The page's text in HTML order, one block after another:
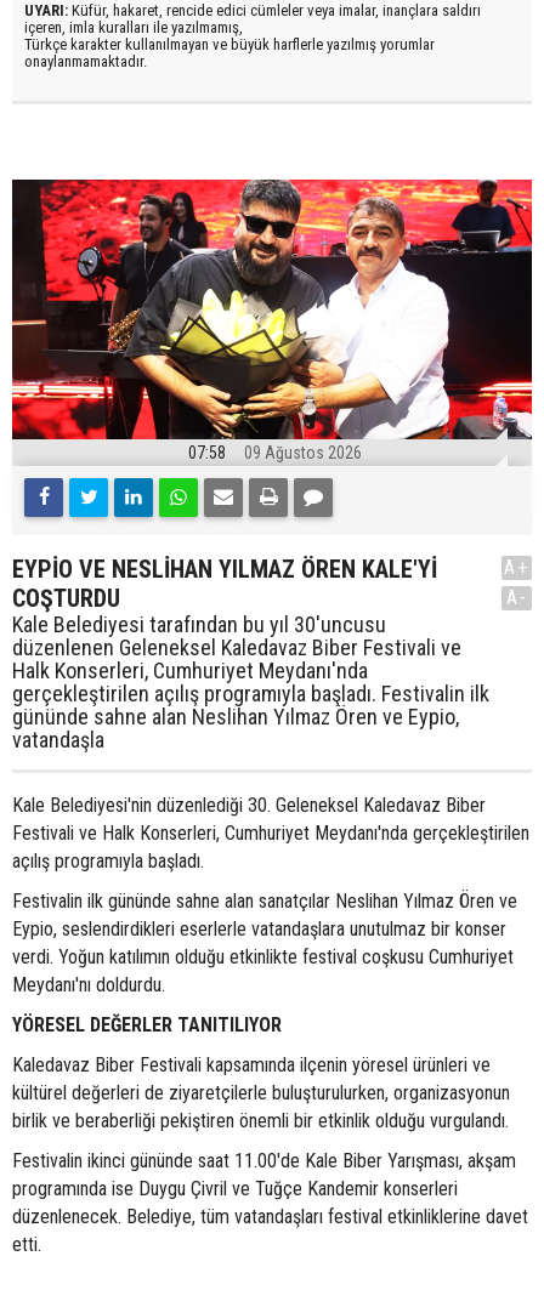
UYARI: Küfür, hakaret, rencide edici cümleler veya imalar, inançlara saldırı
içeren, imla kuralları ile yazılmamış,
Türkçe karakter kullanılmayan ve büyük harflerle yazılmış yorumlar
onaylanmamaktadır.
07:58 09 Ağustos 2026
EYPİO VE NESLİHAN YILMAZ ÖREN KALE'Yİ
COŞTURDU
Kale Belediyesi tarafından bu yıl 30'uncusu
düzenlenen Geleneksel Kaledavaz Biber Festivali ve
Halk Konserleri, Cumhuriyet Meydanı'nda
gerçekleştirilen açılış programıyla başladı. Festivalin ilk
gününde sahne alan Neslihan Yılmaz Ören ve Eypio,
vatandaşla
A+
A-
Kale Belediyesi'nin düzenlediği 30. Geleneksel Kaledavaz Biber
Festivali ve Halk Konserleri, Cumhuriyet Meydanı'nda gerçekleştirilen
açılış programıyla başladı.
Festivalin ilk gününde sahne alan sanatçılar Neslihan Yılmaz Ören ve
Eypio, seslendirdikleri eserlerle vatandaşlara unutulmaz bir konser
verdi. Yoğun katılımın olduğu etkinlikte festival coşkusu Cumhuriyet
Meydanı'nı doldurdu.
YÖRESEL DEĞERLER TANITILIYOR
Kaledavaz Biber Festivali kapsamında ilçenin yöresel ürünleri ve
kültürel değerleri de ziyaretçilerle buluşturulurken, organizasyonun
birlik ve beraberliği pekiştiren önemli bir etkinlik olduğu vurgulandı.
Festivalin ikinci gününde saat 11.00'de Kale Biber Yarışması, akşam
programında ise Duygu Çivril ve Tuğçe Kandemir konserleri
düzenlenecek. Belediye, tüm vatandaşları festival etkinliklerine davet
etti.